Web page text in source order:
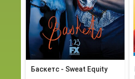
Баскетс - Sweat Equity